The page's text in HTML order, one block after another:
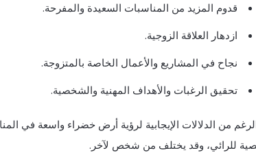
قدوم المزيد من المناسبات السعيدة والمفرحة.
ازدهار العلاقة الزوجية.
نجاح في المشاريع والأعمال الخاصة بالمتزوجة.
تحقيق الرغبات والأهداف المهنية والشخصية.
من الدلالات الإيجابية لرؤية أرض خضراء واسعة في
للرائي، وقد يختلف من شخص لآخر.